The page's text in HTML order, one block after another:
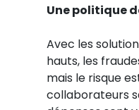
Une politique
Avec les
hauts, les
mais le risque
collaborateurs